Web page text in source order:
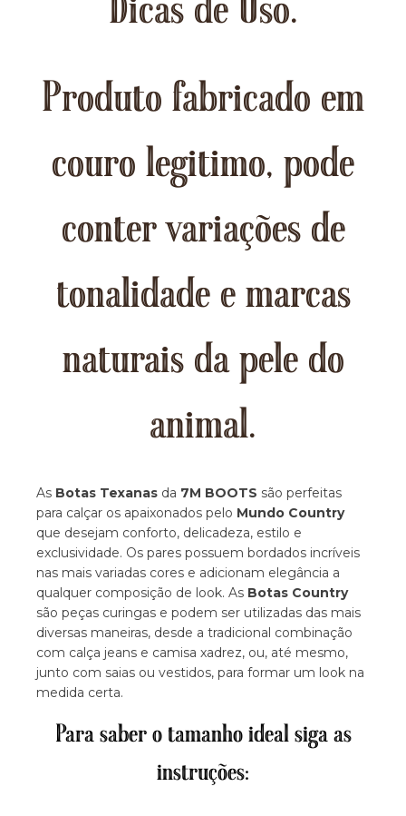
Dicas de Uso.
Produto fabricado em
couro legitimo, pode
conter variações de
tonalidade e marcas
naturais da pele do
animal.
As Botas Texanas da 7M BOOTS são perfeitas
para calçar os apaixonados pelo Mundo Country
que desejam conforto, delicadeza, estilo e
exclusividade. Os pares possuem bordados incríveis
nas mais variadas cores e adicionam elegância a
qualquer composição de look. As Botas Country
são peças curingas e podem ser utilizadas das mais
diversas maneiras, desde a tradicional combinação
com calça jeans e camisa xadrez, ou, até mesmo,
junto com saias ou vestidos, para formar um look na
medida certa.
Para saber o tamanho ideal siga as
instruções: